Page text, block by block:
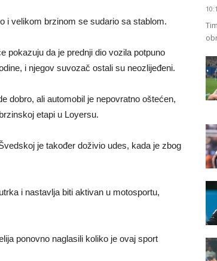
i velikom brzinom se sudario sa stablom.
pokazuju da je prednji dio vozila potpuno
i njegov suvozač ostali su neozlijeđeni.
dobro, ali automobil je nepovratno oštećen,
etapi u Loyersu.
je također doživio udes, kada je zbog
i nastavlja biti aktivan u motosportu,
ponovno naglasili koliko je ovaj sport